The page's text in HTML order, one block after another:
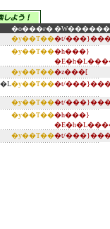
�o���ғ��W������
�y��T���t/
�y��T���h���}
�y��T���z���[
�y��T���t/
�y��T���t/
�y��T���h���}
�y��T���t/